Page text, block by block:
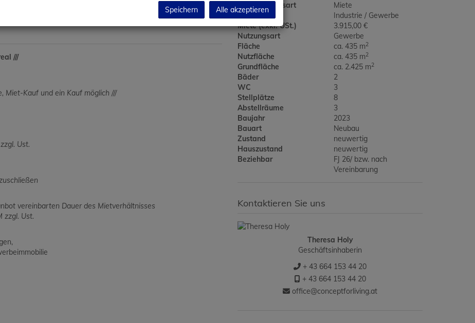
///
Miet-Kauf und ein Kauf möglich ///
Ust.
vereinbarten Dauer des Mietverhältnisses
zzgl. Ust.
Vermarktungsart
Miete
Objektart
Industrie / Gewerbe
Miete (exkl. USt.)
3.915,00 €
Nutzungsart
Gewerbe
Fläche
ca. 435 m2
Nutzfläche ca. 435 m2
Grundfläche ca. 2.425 m2
Bäder
2
WC
3
Stellplätze
8
Abstellräume
3
Baujahr
2023
Bauart
Neubau
Zustand
neuwertig
Hauszustand
neuwertig
Beziehbar
FJ 26/ bzw. nach
Vereinbarung
Kontaktieren Sie uns
Theresa Holy
Geschäftsinhaberin
+ 43 664 153 44 20
+ 43 664 153 44 20
office@conceptforliving.at
Speichern Alle akzeptieren